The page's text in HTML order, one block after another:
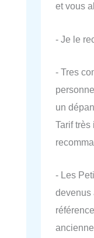
et vous
- Je le
- Tres
un
Tarif très
- Les
devenus